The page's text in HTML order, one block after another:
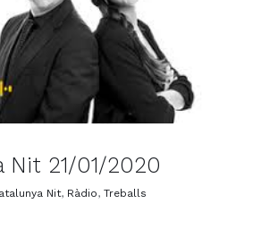
Nit 21/01/2020
Nit, Ràdio, Treballs